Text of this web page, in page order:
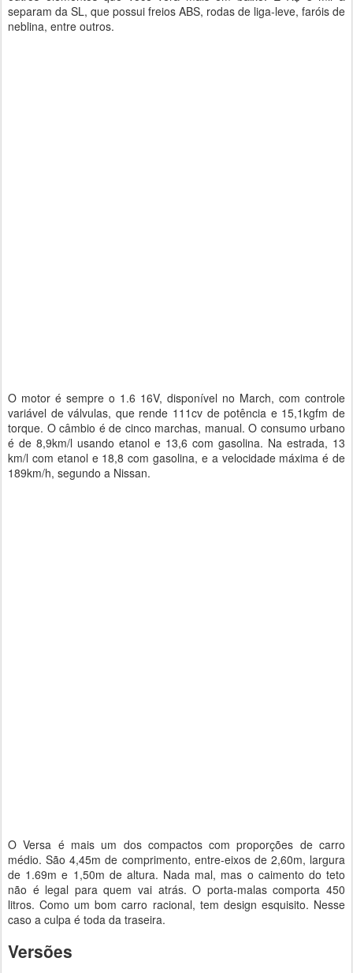
separam da SL, que possui freios ABS, rodas de liga-leve, faróis de
neblina, entre outros.
O motor é sempre o 1.6 16V, disponível no March, com controle
variável de válvulas, que rende 111cv de potência e 15,1kgfm de
torque. O câmbio é de cinco marchas, manual. O consumo urbano
é de 8,9km/l usando etanol e 13,6 com gasolina. Na estrada, 13
km/l com etanol e 18,8 com gasolina, e a velocidade máxima é de
189km/h, segundo a Nissan.
O Versa é mais um dos compactos com proporções de carro
médio. São 4,45m de comprimento, entre-eixos de 2,60m, largura
de 1.69m e 1,50m de altura. Nada mal, mas o caimento do teto
não é legal para quem vai atrás. O porta-malas comporta 450
litros. Como um bom carro racional, tem design esquisito. Nesse
caso a culpa é toda da traseira.
Versões